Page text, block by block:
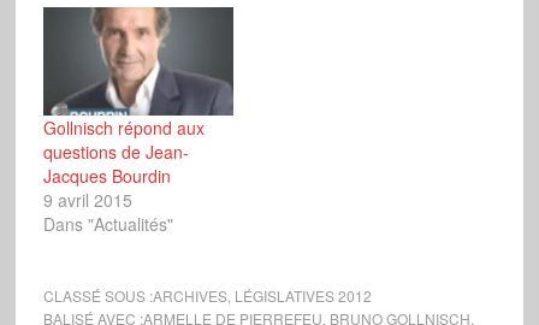
Gollnisch répond aux
questions de Jean-
Jacques Bourdin
9 avril 2015
Dans "Actualités"
CLASSÉ SOUS :ARCHIVES, LÉGISLATIVES 2012
BALISÉ AVEC :ARMELLE DE PIERREFEU BRUNO GOLLNISCH